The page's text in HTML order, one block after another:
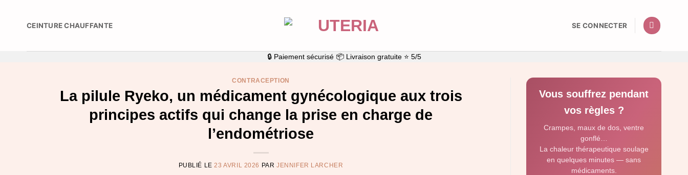
CEINTURE CHAUFFANTE SE CONNECTER
🔒 Paiement sécurisé 📦 Livraison gratuite ⭐ 5/5
CONTRACEPTION
La pilule Ryeko, un médicament gynécologique aux trois
principes actifs qui change la prise en charge de
l’endométriose
PUBLIÉ LE 23 AVRIL 2026 PARJENNIFER LARCHER
Vous souffrez pendant
vos règles ?
Crampes, maux de dos, ventre
gonflé…
La chaleur thérapeutique soulage
en quelques minutes — sans
médicaments.